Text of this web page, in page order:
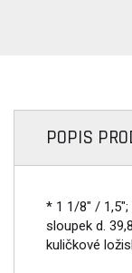
POPIS
* 1 1/8" /
sloupek d.
kuličkové